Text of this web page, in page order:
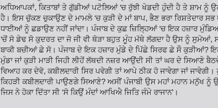
ਅਧਿਆਪਕਾਂ, ਕਿਤਾਬਾਂ ਤੇ ਗੁੱਡੀਆਂ ਪਟੋਲਿਆਂ ‘ਚ ਰੁੱਝੀ ਖੇਡਦੀ ਹੁੰਦੀ ਹੈ ਤੇ ਸ਼ਾਮ ਨੂੰ
ਹੈ। ਇਸ ਚੁੱਕਣ ਚੁਕਾਉਣ ਦੇ ਮਾਮਲੇ ‘ਚ ਕੁੜੀ ਦੇ ਮਾਂ ਬਾਪ, ਭੈਣ ਭਰਾ ਰਿਸ਼ਤੇਦਾਰ
ਧਾਈਆਂ ਨੂੰ ਛਡਾਉਣ ਨਹੀਂ ਜਾਂਦਾ। ਪੰਜਾਬ ਦੇ ਕੁਛ ਜ਼ਿਲ੍ਹਿਆਂ ‘ਚ ਇਕ ਹਜ਼ਾਰ
‘ਚੋਂ ਸੋ ਡੇਢ ਸੋ ਕੁਦਰਤ ਦਾ ਜੋ ਜੀ ਵੀ ਥੋੜਾ ਬਹੁਤ ਮੂੰਹ ਮੱਥੇ ਲੱਗਦਾ ਹੈ ਉਸ ਨੂੰ ਸੁਮੋਆਂ,
ਬਾਕੀ ਬਚੀਆਂ ਛੇ ਸੋ। ਪੰਜਾਬ ਦੇ ਇਕ ਹਜ਼ਾਰ ਮੁੰਡੇ ਦੇ ਪਿੱਛੇ ਸਿਰਫ ਛੇ ਸੌ
ਮੁੰਡਾ ਜਾਂ ਕੁੜੀ ਮਾੜੀ ਜਿਹੀ ਲੀਹੋਂ ਲੱਥਦੀ ਨਜ਼ਰ ਆਉਂਦੀ ਸੀ ਤਾਂ ਘਰ ਦੇ ਸਿਆਣੇ
ਵਿਆਹ ਕਰ ਦੇਵੋ, ਕਬੀਲਦਾਰੀ ਸਿਰ ਪਵੇਗੀ ਤਾਂ ਆਪੇ ਠੀਕ ਹੋ ਜਾਵੇਗਾ ਜਾਂ
ਕਿਹੜੀ ਕਬੀਲਦਾਰੀ ਪਾਉਣਗੇ ਸਿਆਣੇ? ਅਸੀਂ ਪੰਜਾਬੀ ਉਸ ਮਹਾਂ ਮਹਾਨ ਮਨੁੱਖ
ਜਿਸ ਨੇ ਹੋਕਾ ਦਿੱਤਾ ਸੀ ‘ਸੋ ਕਿਉਂ ਮੰਦਾਂ ਆਖਿਐ ਜਿਤਿ ਜੰਮੇ ਰਾਜਾਨ’।